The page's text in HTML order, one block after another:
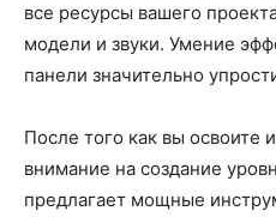
все ресурсы вашего
модели и звуки. Умение
панели значительно
После того как вы освоите
внимание на создание
предлагает мощные